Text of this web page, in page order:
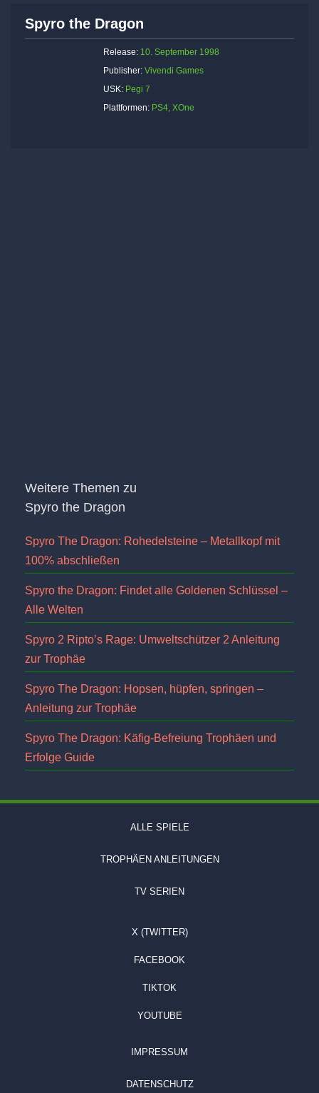
Spyro the Dragon
Release: 10. September 1998
Publisher: Vivendi Games
USK: Pegi 7
Plattformen: PS4, XOne
Weitere Themen zu
Spyro the Dragon
Spyro The Dragon: Rohedelsteine – Metallkopf mit
100% abschließen
Spyro the Dragon: Findet alle Goldenen Schlüssel –
Alle Welten
Spyro 2 Ripto’s Rage: Umweltschützer 2 Anleitung
zur Trophäe
Spyro The Dragon: Hopsen, hüpfen, springen –
Anleitung zur Trophäe
Spyro The Dragon: Käfig-Befreiung Trophäen und
Erfolge Guide
ALLE SPIELE
TROPHÄEN ANLEITUNGEN
TV SERIEN
X (TWITTER)
FACEBOOK
TIKTOK
YOUTUBE
IMPRESSUM
DATENSCHUTZ